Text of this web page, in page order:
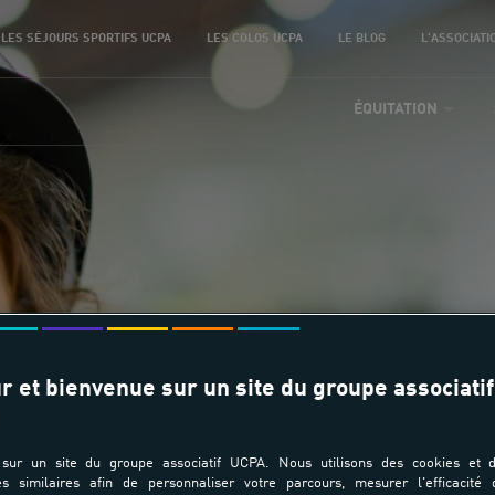
LES SÉJOURS SPORTIFS UCPA LES COLOS UCPA LE BLOG
ÉQUITATION
individuelles -
et bienvenue sur un site du groupe associatif
un site du groupe associatif UCPA. Nous utilisons des cookies et
similaires afin de personnaliser votre parcours, mesurer l'efficacité